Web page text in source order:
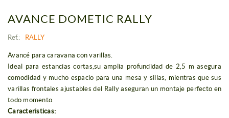
AVANCE DOMETIC RALLY
Ref.: RALLY
Avancé para caravana con varillas.
Ideal para estancias cortas,su amplia profundidad de 2,5 m asegura
comodidad y mucho espacio para una mesa y sillas, mientras que sus
varillas frontales ajustables del Rally aseguran un montaje perfecto en
todo momento.
Caracteristicas: